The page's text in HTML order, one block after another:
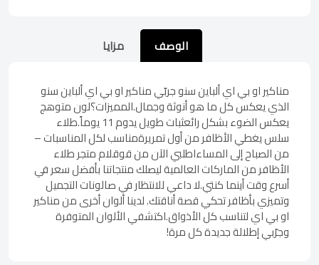
الوصف مزايا
مناكير او بي اي ألباين سنو جربّي مناكير او بي اي ألباين سنو
الذي يعكس كل ما هو أنوثة وجمال.المميزات؟لون متوهج
يعكس الضوء بشكل رائعثبات طويل يدوم 11 يوماً.طلاء
سلس يغطي الأظافر من أول تمريرةمناسب لكل المناسبات –
من الصباح إلى المساءاطلبي الآن من قوقلام متجر طلاء
الأظافر من الماركات العالمية ليصلك منتجاتنا بأفضل سعر في
أسرع وقت أينما كنتي.لا داعي للانتظار في صالونات التجميل
وتميزي بأظافر تحكي قصة أناقتك. لدينا ألوان أخرى من مناكير
او بي اي لتناسب كل الأذواق.اكتشفي الألوان المتوفرة
وجرّبي إطلالة جديدة كل مرة!